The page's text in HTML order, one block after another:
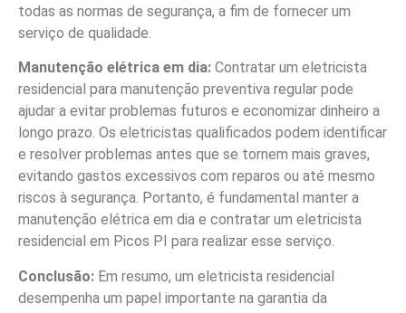
todas as normas de segurança, a fim de fornecer um
serviço de qualidade.
Manutenção elétrica em dia: Contratar um eletricista
residencial para manutenção preventiva regular pode
ajudar a evitar problemas futuros e economizar dinheiro a
longo prazo. Os eletricistas qualificados podem identificar
e resolver problemas antes que se tornem mais graves,
evitando gastos excessivos com reparos ou até mesmo
riscos à segurança. Portanto, é fundamental manter a
manutenção elétrica em dia e contratar um eletricista
residencial em Picos PI para realizar esse serviço.
Conclusão: Em resumo, um eletricista residencial
desempenha um papel importante na garantia da